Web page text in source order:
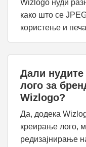
Wizlogo нуди
како што се
користење и
Дали нудите
лого за
Wizlogo?
Да, додека
креирање лого,
редизајнирање